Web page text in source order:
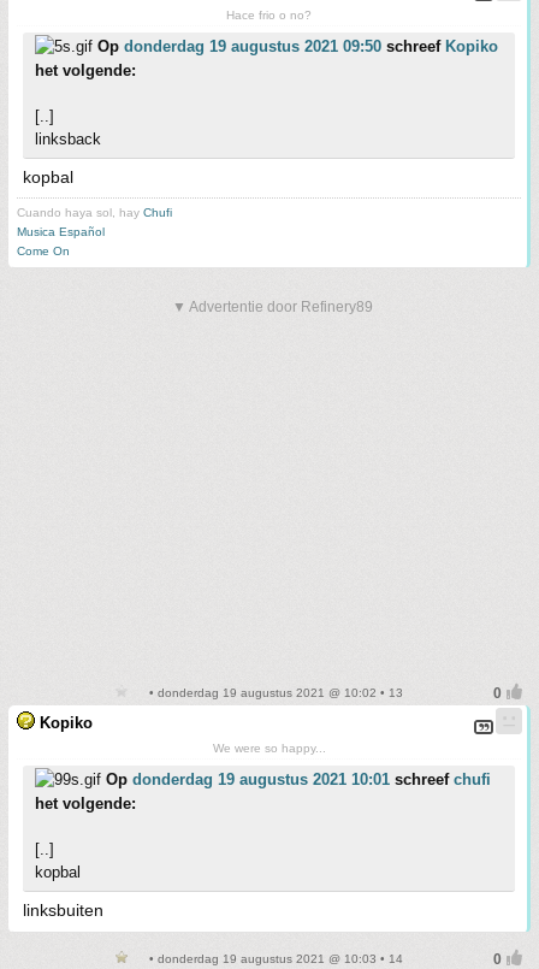
Hace frio o no?
Op donderdag 19 augustus 2021 09:50 schreef Kopiko
het volgende:
[..]
linksback
kopbal
Cuando haya sol, hay Chufi
Musica Español
Come On
▼ Advertentie door Refinery89
• donderdag 19 augustus 2021 @ 10:02 • 13
Kopiko
We were so happy...
Op donderdag 19 augustus 2021 10:01 schreef chufi
het volgende:
[..]
kopbal
linksbuiten
• donderdag 19 augustus 2021 @ 10:03 • 14